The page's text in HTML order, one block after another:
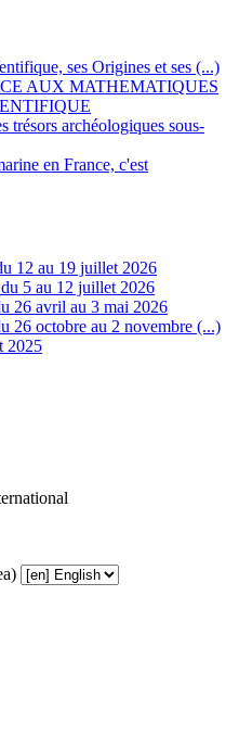
ses Origines et ses (...)
AUX MATHEMATIQUES
trésors archéologiques sous-
en France, c'est
12 au 19 juillet 2026
5 au 12 juillet 2026
26 avril au 3 mai 2026
26 octobre au 2 novembre (...)
2025